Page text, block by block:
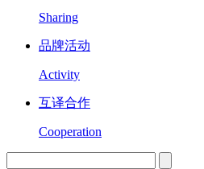
Sharing
品牌活动
Activity
互译合作
Cooperation